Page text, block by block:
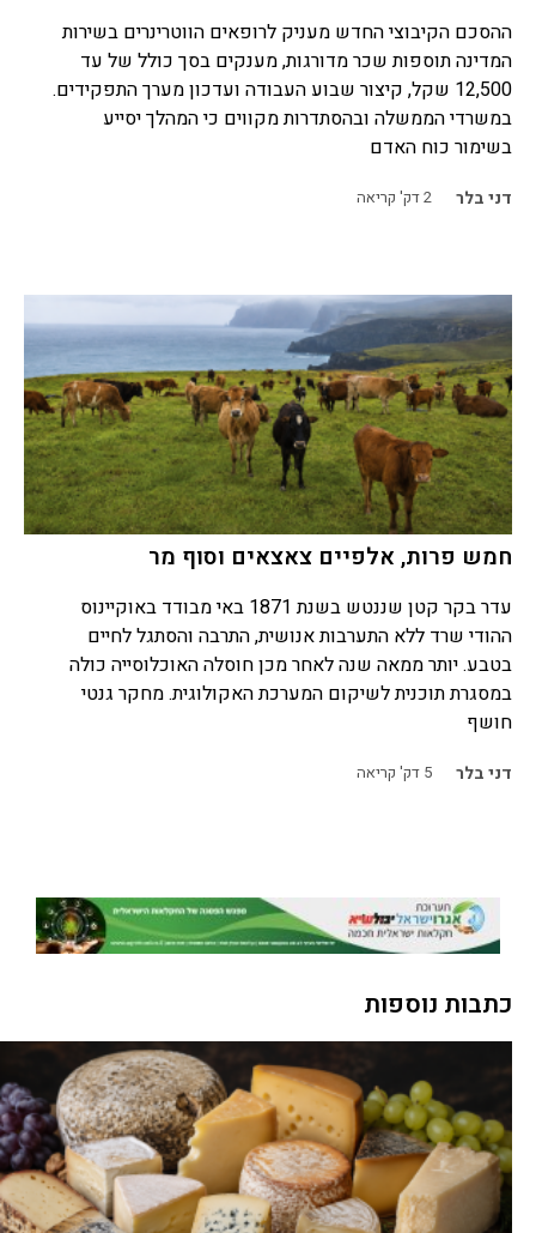
ההסכם הקיבוצי החדש מעניק לרופאים הווטרינרים בשירות
המדינה תוספות שכר מדורגות, מענקים בסך כולל של עד
12,500 שקל, קיצור שבוע העבודה ועדכון מערך התפקידים.
במשרדי הממשלה ובהסתדרות מקווים כי המהלך יסייע
בשימור כוח האדם
דני בלר 2דק' קריאה
חמש פרות, אלפיים צאצאים וסוף מר
עדר בקר קטן שננטש בשנת 1871 באי מבודד באוקיינוס
ההודי שרד ללא התערבות אנושית, התרבה והסתגל לחיים
בטבע. יותר ממאה שנה לאחר מכן חוסלה האוכלוסייה כולה
במסגרת תוכנית לשיקום המערכת האקולוגית. מחקר גנטי
חושף
דני בלר 5 דק' קריאה
כתבות נוספות